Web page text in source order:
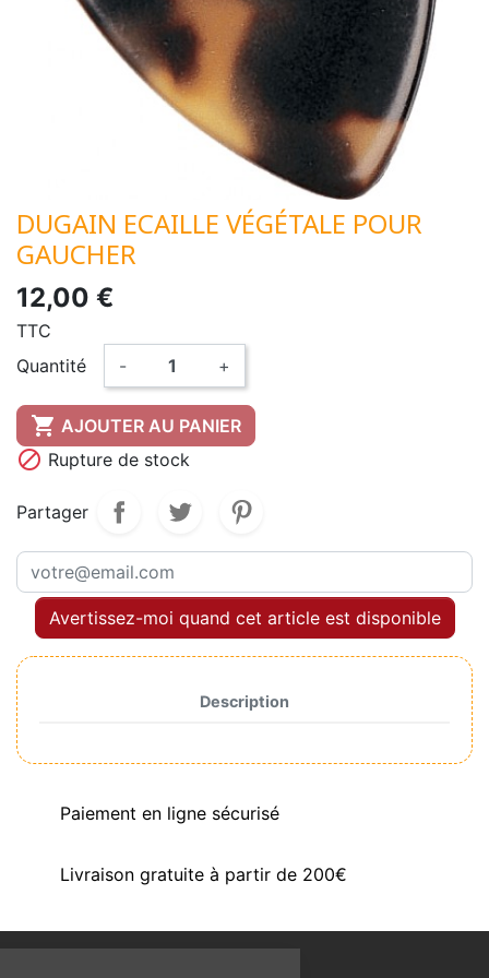
DUGAIN ECAILLE VÉGÉTALE POUR
GAUCHER
12,00 €
TTC
Quantité
- +
 AJOUTER AU PANIER
 Rupture de stock
Partager
Avertissez-moi quand cet article est disponible
Description
Paiement en ligne sécurisé
Livraison gratuite à partir de 200€